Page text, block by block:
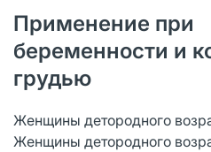
Применение при
беременности и
грудью
Женщины детородного
Женщины детородного